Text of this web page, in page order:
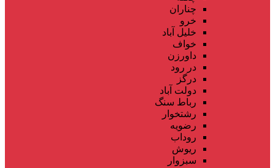
چناران
خرو
خلیل آباد
خواف
داورزن
در رود
درگز
دولت آباد
رباط سنگ
رشتخوار
رضویه
روداب
ریوش
سبزوار